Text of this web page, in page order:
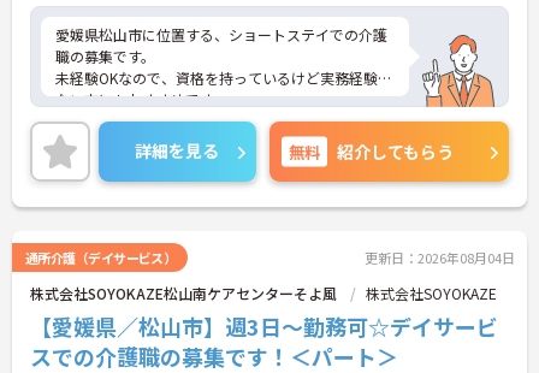
愛媛県松山市に位置する、ショートステイでの介護
職の募集です。
未経験OKなので、資格を持っているけど実務経験が
ない方にもおすすめです。
無料駐車場ありで、マイカー通勤がらくらくできま
す。
ご興味のある方は、面接ポイントをお伝えしますの
でお気軽にご連絡ください。
詳細を見る 無料 紹介してもらう
通所介護（デイサービス） 更新日：2026年08月04日
株式会社SOYOKAZE松山南ケアセンターそよ風 株式会社SOYOKAZE
【愛媛県／松山市】週3日～勤務可☆デイサービ
スでの介護職の募集です！＜パート＞